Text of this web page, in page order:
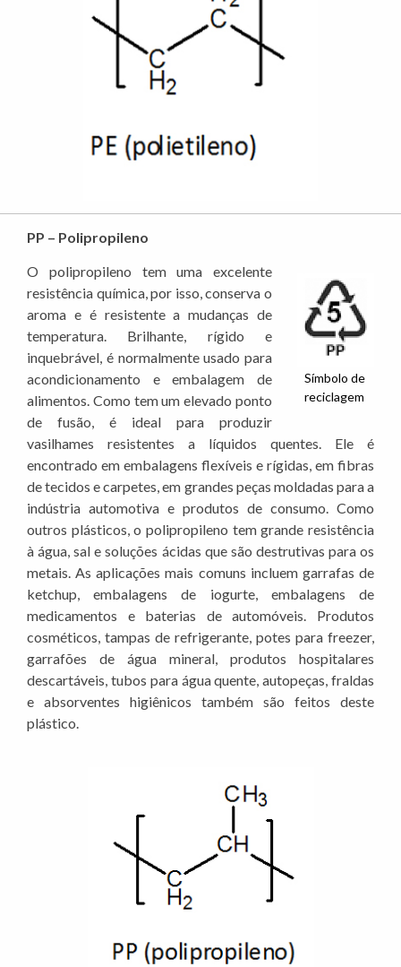
PP – Polipropileno
Símbolo de
reciclagem
O polipropileno tem uma excelente
resistência química, por isso, conserva o
aroma e é resistente a mudanças de
temperatura. Brilhante, rígido e
inquebrável, é normalmente usado para
acondicionamento e embalagem de
alimentos. Como tem um elevado ponto
de fusão, é ideal para produzir
vasilhames resistentes a líquidos quentes. Ele é
encontrado em embalagens flexíveis e rígidas, em fibras
de tecidos e carpetes, em grandes peças moldadas para a
indústria automotiva e produtos de consumo. Como
outros plásticos, o polipropileno tem grande resistência
à água, sal e soluções ácidas que são destrutivas para os
metais. As aplicações mais comuns incluem garrafas de
ketchup, embalagens de iogurte, embalagens de
medicamentos e baterias de automóveis. Produtos
cosméticos, tampas de refrigerante, potes para freezer,
garrafões de água mineral, produtos hospitalares
descartáveis, tubos para água quente, autopeças, fraldas
e absorventes higiênicos também são feitos deste
plástico.